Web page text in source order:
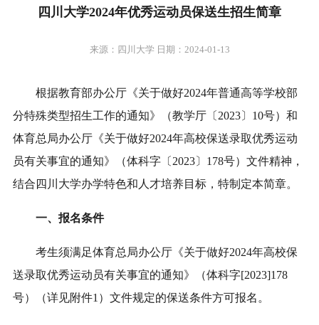
四川大学2024年优秀运动员保送生招生简章
来源：四川大学 日期：2024-01-13
根据教育部办公厅《关于做好2024年普通高等学校部
分特殊类型招生工作的通知》（教学厅〔2023〕10号）和
体育总局办公厅《关于做好2024年高校保送录取优秀运动
员有关事宜的通知》（体科字〔2023〕178号）文件精神，
结合四川大学办学特色和人才培养目标，特制定本简章。
一、报名条件
考生须满足体育总局办公厅《关于做好2024年高校保
送录取优秀运动员有关事宜的通知》（体科字[2023]178
号）（详见附件1）文件规定的保送条件方可报名。